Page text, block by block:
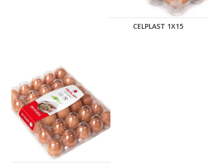
CELPLAST 1X15